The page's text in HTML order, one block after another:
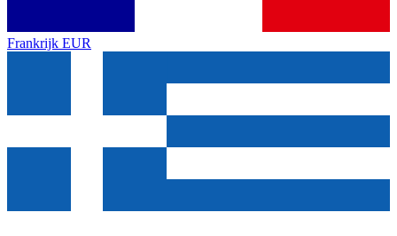
Frankrijk EUR